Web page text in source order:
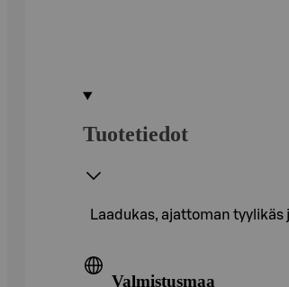
Tuotetiedot
Laadukas, ajattoman
Valmistusmaa